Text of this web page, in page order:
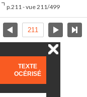
p.211 - vue 211/499
TEXTE
OCÉRISÉ